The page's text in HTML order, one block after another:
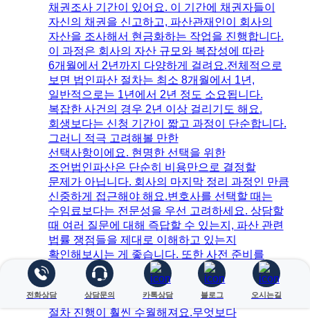
전화상담 상담문의 카톡상담 블로그 오시는길
채권조사 기간이 있어요. 이 기간에 채권자들이
자신의 채권을 신고하고, 파산관재인이 회사의
자산을 조사해서 현금화하는 작업을 진행합니다.
이 과정은 회사의 자산 규모와 복잡성에 따라
6개월에서 2년까지 다양하게 걸려요.​전체적으로
보면 법인파산 절차는 최소 8개월에서 1년,
일반적으로는 1년에서 2년 정도 소요됩니다.
복잡한 사건의 경우 2년 이상 걸리기도 해요.​
회생보다는 신청 기간이 짧고 과정이 단순합니다.
그러니 적극 고려해볼 만한
선택사항이에요. 현명한 선택을 위한
조언법인파산은 단순히 비용만으로 결정할
문제가 아닙니다. 회사의 마지막 정리 과정인 만큼
신중하게 접근해야 해요.​변호사를 선택할 때는
수임료보다는 전문성을 우선 고려하세요. 상담할
때 여러 질문에 대해 즉답할 수 있는지, 파산 관련
법률 쟁점들을 제대로 이해하고 있는지
확인해보시는 게 좋습니다. ​또한 사전 준비를
철저히 하는 것이 중요합니다. 정확한 자산·부채
내역, 최근 3년간 재무제표, 채권자 목록과
연락처, 특수 거래 내역 등을 미리 정리해두면
절차 진행이 훨씬 수월해져요.​무엇보다